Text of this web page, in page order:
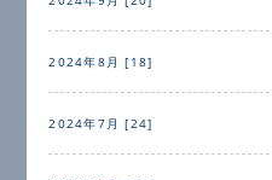
2024年8月 [18]
2024年7月 [24]